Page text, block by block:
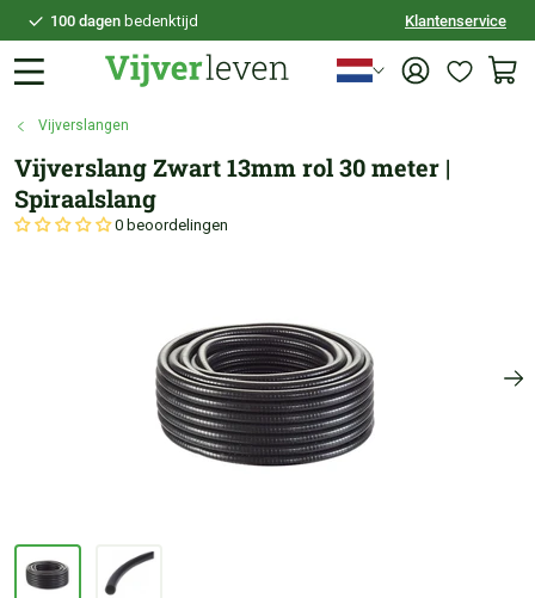
100 dagen bedenktijd
achteraf betalen
Klantenservice
Vijverslangen
Vijverslang Zwart 13mm rol 30 meter |
Spiraalslang
0 beoordelingen